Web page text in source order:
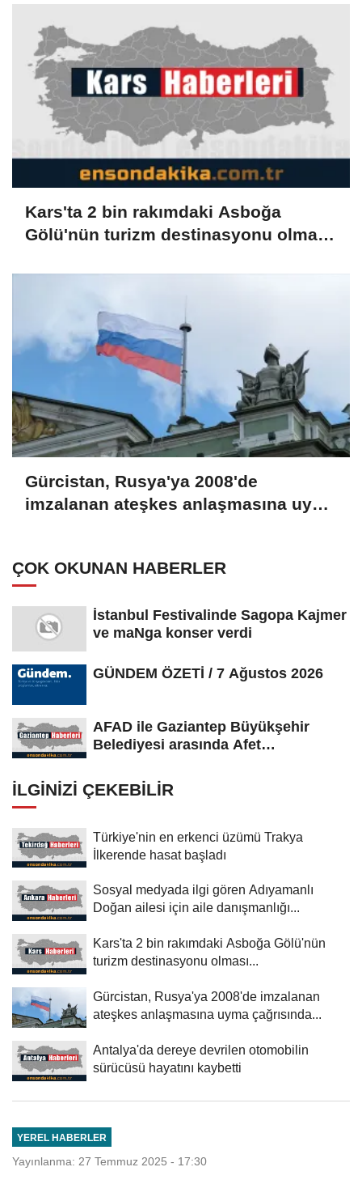
Kars'ta 2 bin rakımdaki Asboğa
Gölü'nün turizm destinasyonu olması
Gürcistan, Rusya'ya 2008'de
imzalanan ateşkes anlaşmasına uyma
ÇOK OKUNAN HABERLER
İstanbul Festivalinde Sagopa Kajmer
ve maNga konser verdi
GÜNDEM ÖZETİ / 7 Ağustos 2026
AFAD ile Gaziantep Büyükşehir
Belediyesi arasında Afet
İLGINIZI ÇEKEBILIR
Türkiye'nin en erkenci üzümü Trakya
İlkerende hasat başladı
Sosyal medyada ilgi gören Adıyamanlı
Doğan ailesi için aile danışmanlığı...
Kars'ta 2 bin rakımdaki Asboğa Gölü'nün
turizm destinasyonu olması...
Gürcistan, Rusya'ya 2008'de imzalanan
ateşkes anlaşmasına uyma çağrısında...
Antalya'da dereye devrilen otomobilin
sürücüsü hayatını kaybetti
YEREL HABERLER
Yayınlanma: 27 Temmuz 2025 - 17:30